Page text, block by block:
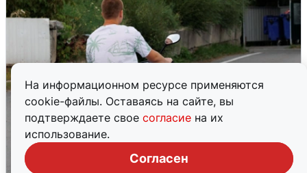
На информационном ресурсе применяются
cookie-файлы. Оставаясь на сайте, вы
подтверждаете свое согласие на их
использование.
Согласен